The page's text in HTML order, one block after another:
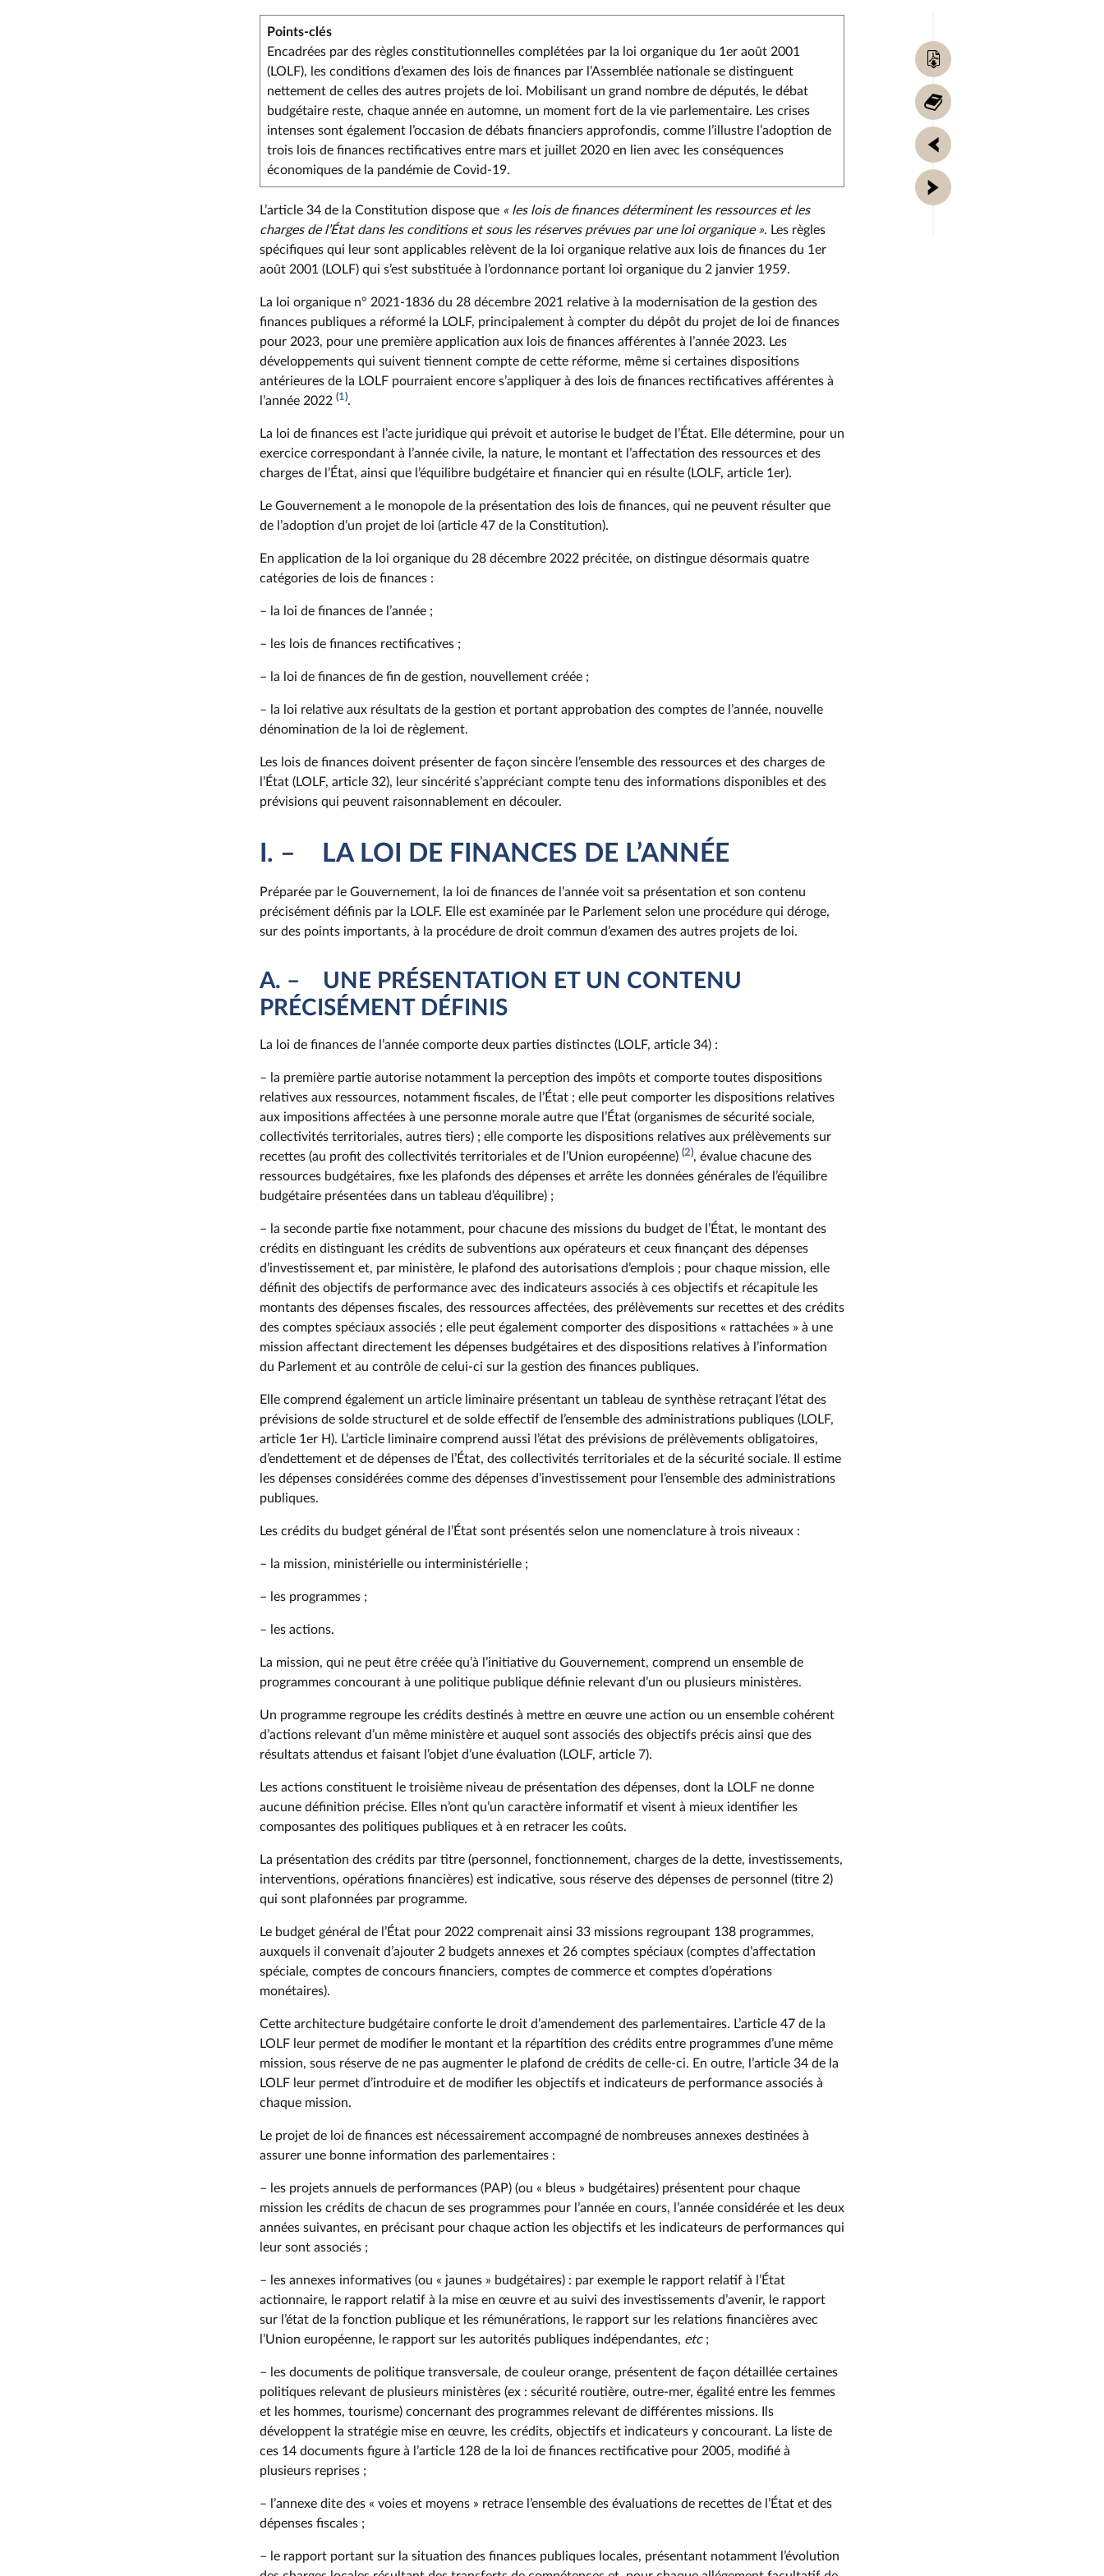
Télécharger
la
fiche
de
synthèse
:
Fiche
53 -
Examen
Retour
au
sommaire
Fiche
précédente
Fiche
suivante
Points-clés
Encadrées par des règles constitutionnelles complétées par la loi organique du 1er août 2001
(LOLF), les conditions d’examen des lois de finances par l’Assemblée nationale se distinguent
nettement de celles des autres projets de loi. Mobilisant un grand nombre de députés, le débat
budgétaire reste, chaque année en automne, un moment fort de la vie parlementaire. Les crises
intenses sont également l’occasion de débats financiers approfondis, comme l’illustre l’adoption de
trois lois de finances rectificatives entre mars et juillet 2020 en lien avec les conséquences
économiques de la pandémie de Covid-19.
L’article 34 de la Constitution dispose que « les lois de finances déterminent les ressources et les
charges de l’État dans les conditions et sous les réserves prévues par une loi organique ». Les règles
spécifiques qui leur sont applicables relèvent de la loi organique relative aux lois de finances du 1er
août 2001 (LOLF) qui s’est substituée à l’ordonnance portant loi organique du 2 janvier 1959.
La loi organique n° 2021-1836 du 28 décembre 2021 relative à la modernisation de la gestion des
finances publiques a réformé la LOLF, principalement à compter du dépôt du projet de loi de finances
pour 2023, pour une première application aux lois de finances afférentes à l’année 2023. Les
développements qui suivent tiennent compte de cette réforme, même si certaines dispositions
antérieures de la LOLF pourraient encore s’appliquer à des lois de finances rectificatives afférentes à
l’année 2022 (1).
La loi de finances est l’acte juridique qui prévoit et autorise le budget de l’État. Elle détermine, pour un
exercice correspondant à l’année civile, la nature, le montant et l’affectation des ressources et des
charges de l’État, ainsi que l’équilibre budgétaire et financier qui en résulte (LOLF, article 1er).
Le Gouvernement a le monopole de la présentation des lois de finances, qui ne peuvent résulter que
de l’adoption d’un projet de loi (article 47 de la Constitution).
En application de la loi organique du 28 décembre 2022 précitée, on distingue désormais quatre
catégories de lois de finances :
– la loi de finances de l’année ;
– les lois de finances rectificatives ;
– la loi de finances de fin de gestion, nouvellement créée ;
– la loi relative aux résultats de la gestion et portant approbation des comptes de l’année, nouvelle
dénomination de la loi de règlement.
Les lois de finances doivent présenter de façon sincère l’ensemble des ressources et des charges de
l’État (LOLF, article 32), leur sincérité s’appréciant compte tenu des informations disponibles et des
prévisions qui peuvent raisonnablement en découler.
I. – LA LOI DE FINANCES DE L’ANNÉE
Préparée par le Gouvernement, la loi de finances de l’année voit sa présentation et son contenu
précisément définis par la LOLF. Elle est examinée par le Parlement selon une procédure qui déroge,
sur des points importants, à la procédure de droit commun d’examen des autres projets de loi.
A. – UNE PRÉSENTATION ET UN CONTENU
PRÉCISÉMENT DÉFINIS
La loi de finances de l’année comporte deux parties distinctes (LOLF, article 34) :
– la première partie autorise notamment la perception des impôts et comporte toutes dispositions
relatives aux ressources, notamment fiscales, de l’État ; elle peut comporter les dispositions relatives
aux impositions affectées à une personne morale autre que l’État (organismes de sécurité sociale,
collectivités territoriales, autres tiers) ; elle comporte les dispositions relatives aux prélèvements sur
recettes (au profit des collectivités territoriales et de l’Union européenne) (2), évalue chacune des
ressources budgétaires, fixe les plafonds des dépenses et arrête les données générales de l’équilibre
budgétaire présentées dans un tableau d’équilibre) ;
– la seconde partie fixe notamment, pour chacune des missions du budget de l’État, le montant des
crédits en distinguant les crédits de subventions aux opérateurs et ceux finançant des dépenses
d’investissement et, par ministère, le plafond des autorisations d’emplois ; pour chaque mission, elle
définit des objectifs de performance avec des indicateurs associés à ces objectifs et récapitule les
montants des dépenses fiscales, des ressources affectées, des prélèvements sur recettes et des crédits
des comptes spéciaux associés ; elle peut également comporter des dispositions « rattachées » à une
mission affectant directement les dépenses budgétaires et des dispositions relatives à l’information
du Parlement et au contrôle de celui-ci sur la gestion des finances publiques.
Elle comprend également un article liminaire présentant un tableau de synthèse retraçant l’état des
prévisions de solde structurel et de solde effectif de l’ensemble des administrations publiques (LOLF,
article 1er H). L’article liminaire comprend aussi l’état des prévisions de prélèvements obligatoires,
d’endettement et de dépenses de l’État, des collectivités territoriales et de la sécurité sociale. Il estime
les dépenses considérées comme des dépenses d’investissement pour l’ensemble des administrations
publiques.
Les crédits du budget général de l’État sont présentés selon une nomenclature à trois niveaux :
– la mission, ministérielle ou interministérielle ;
– les programmes ;
– les actions.
La mission, qui ne peut être créée qu’à l’initiative du Gouvernement, comprend un ensemble de
programmes concourant à une politique publique définie relevant d’un ou plusieurs ministères.
Un programme regroupe les crédits destinés à mettre en œuvre une action ou un ensemble cohérent
d’actions relevant d’un même ministère et auquel sont associés des objectifs précis ainsi que des
résultats attendus et faisant l’objet d’une évaluation (LOLF, article 7).
Les actions constituent le troisième niveau de présentation des dépenses, dont la LOLF ne donne
aucune définition précise. Elles n’ont qu’un caractère informatif et visent à mieux identifier les
composantes des politiques publiques et à en retracer les coûts.
La présentation des crédits par titre (personnel, fonctionnement, charges de la dette, investissements,
interventions, opérations financières) est indicative, sous réserve des dépenses de personnel (titre 2)
qui sont plafonnées par programme.
Le budget général de l’État pour 2022 comprenait ainsi 33 missions regroupant 138 programmes,
auxquels il convenait d’ajouter 2 budgets annexes et 26 comptes spéciaux (comptes d’affectation
spéciale, comptes de concours financiers, comptes de commerce et comptes d’opérations
monétaires).
Cette architecture budgétaire conforte le droit d’amendement des parlementaires. L’article 47 de la
LOLF leur permet de modifier le montant et la répartition des crédits entre programmes d’une même
mission, sous réserve de ne pas augmenter le plafond de crédits de celle-ci. En outre, l’article 34 de la
LOLF leur permet d’introduire et de modifier les objectifs et indicateurs de performance associés à
chaque mission.
Le projet de loi de finances est nécessairement accompagné de nombreuses annexes destinées à
assurer une bonne information des parlementaires :
– les projets annuels de performances (PAP) (ou « bleus » budgétaires) présentent pour chaque
mission les crédits de chacun de ses programmes pour l’année en cours, l’année considérée et les deux
années suivantes, en précisant pour chaque action les objectifs et les indicateurs de performances qui
leur sont associés ;
– les annexes informatives (ou « jaunes » budgétaires) : par exemple le rapport relatif à l’État
actionnaire, le rapport relatif à la mise en œuvre et au suivi des investissements d’avenir, le rapport
sur l’état de la fonction publique et les rémunérations, le rapport sur les relations financières avec
l’Union européenne, le rapport sur les autorités publiques indépendantes, etc ;
– les documents de politique transversale, de couleur orange, présentent de façon détaillée certaines
politiques relevant de plusieurs ministères (ex : sécurité routière, outre-mer, égalité entre les femmes
et les hommes, tourisme) concernant des programmes relevant de différentes missions. Ils
développent la stratégie mise en œuvre, les crédits, objectifs et indicateurs y concourant. La liste de
ces 14 documents figure à l’article 128 de la loi de finances rectificative pour 2005, modifié à
plusieurs reprises ;
– l’annexe dite des « voies et moyens » retrace l’ensemble des évaluations de recettes de l’État et des
dépenses fiscales ;
– le rapport portant sur la situation des finances publiques locales, présentant notamment l’évolution